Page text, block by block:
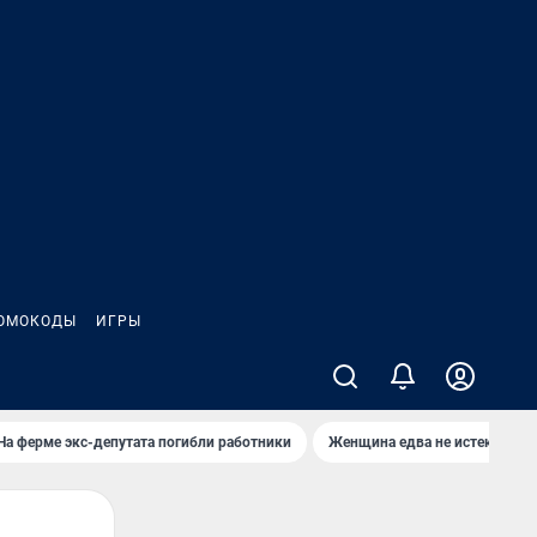
ИГРЫ
ферме экс-депутата погибли работники Женщина едва не истекла